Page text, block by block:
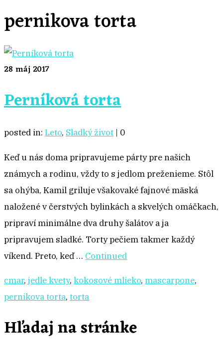
pernikova torta
28 máj 2017
Perníková torta
posted in: Leto, Sladký život | 0
Keď u nás doma pripravujeme párty pre našich
známych a rodinu, vždy to s jedlom preženieme. Stôl
sa ohýba, Kamil griluje všakovaké fajnové mäská
naložené v čerstvých bylinkách a skvelých omáčkach,
pripraví minimálne dva druhy šalátov a ja
pripravujem sladké. Torty pečiem takmer každý
víkend. Preto, keď … Continued
cmar, jedle kvety, kokosové mlieko, mascarpone,
pernikova torta, torta
Hľadaj na stránke